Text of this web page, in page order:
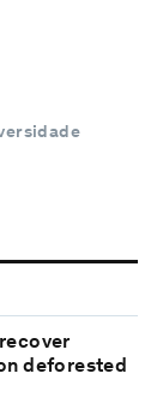
deforested